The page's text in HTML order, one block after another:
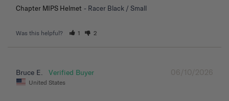
Chapter MIPS Helmet Racer Black / Small
Was this helpful? 1 2
06/10/2026
Bruce E.
United States